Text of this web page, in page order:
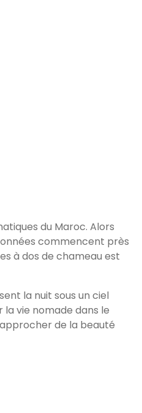
du Maroc. Alors
commencent près
à dos de chameau est
la nuit sous un ciel
vie nomade dans le
de la beauté